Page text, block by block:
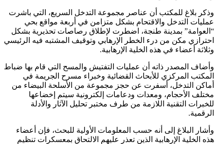
وذكر بلاغ للمكتب أن عناصر مجموعة التدخل السريع، التي باشرت
عمليات التدخل والاقتحام بشكل متزامن في أربعة مواقع بحي
“العوامة” بمدينة طنجة، اضطرت لإطلاق رصاصات تحذيرية بشكل
احترازي مكن من درء الخطر الإرهابي وتوقيف المشتبه فيه الرئيسي
وثلاثة أعضاء في هذه الخلية الإرهابية.
وأضاف المصدر ذاته أن عمليات التفتيش والمسح التي قام بها ضباط
المكتب المركزي للأبحاث القضائية وخبراء مسرح الجريمة في
أماكن التدخل، أسفرت عن حجز مجموعة من الأسلحة البيضاء من
مختلف الأحجام، ومعدات ودعامات إلكترونية سيتم إخضاعها
للخبرات التقنية اللازمة من طرف مختبر تحليل الآثار والأدلة
الرقمية.
وأشار البلاغ إلى أنه حسب المعلومات الأولية للبحث، فإن أعضاء
هذه الخلية الإرهابية الذين تعذر عليهم الالتحاق بمعسكرات تنظيم